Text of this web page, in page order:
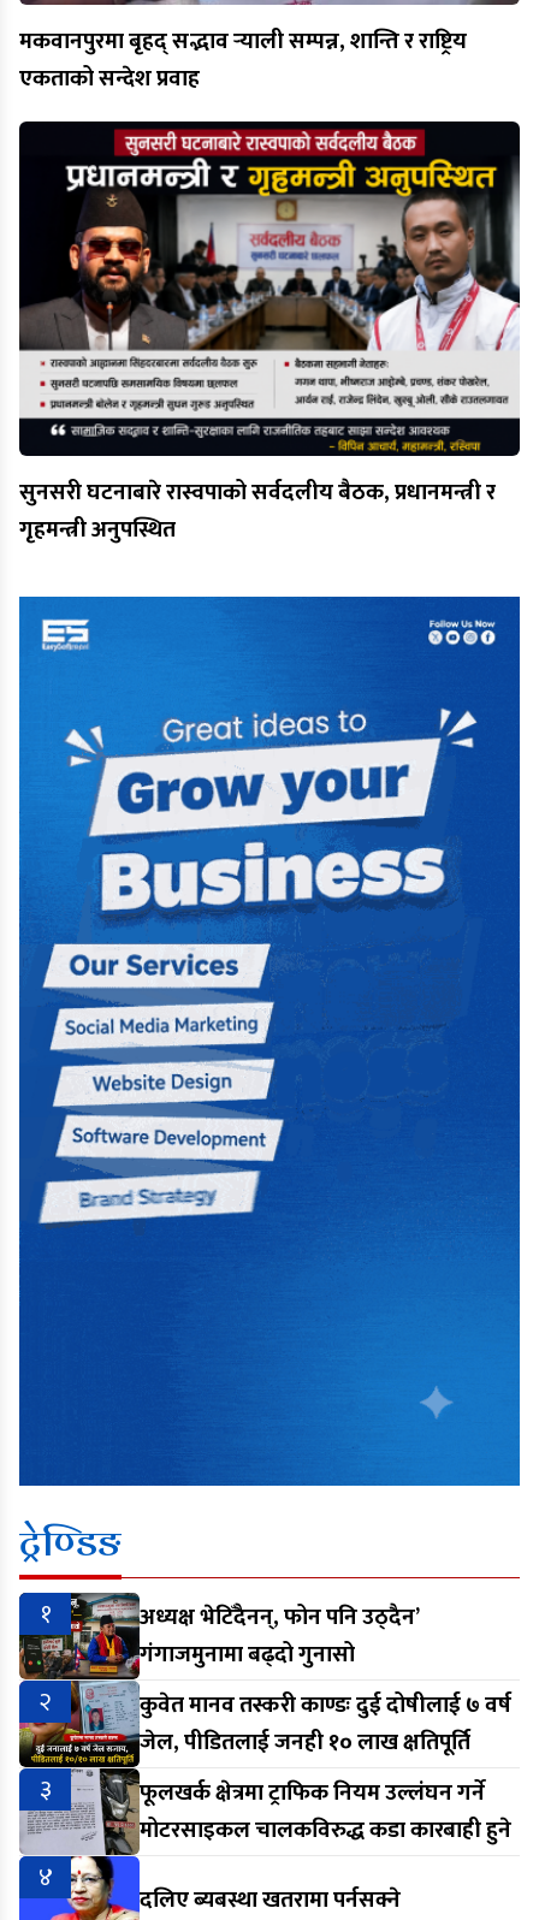
मकवानपुरमा बृहद् सद्भाव र्‍याली सम्पन्न, शान्ति र राष्ट्रिय
एकताको सन्देश प्रवाह
सुनसरी घटनाबारे रास्वपाको सर्वदलीय बैठक, प्रधानमन्त्री र
गृहमन्त्री अनुपस्थित
ट्रेण्डिङ
१
अध्यक्ष भेटिँदैनन्, फोन पनि उठ्दैन’
गंगाजमुनामा बढ्दो गुनासो
२
कुवेत मानव तस्करी काण्डः दुई दोषीलाई ७ वर्ष
जेल, पीडितलाई जनही १० लाख क्षतिपूर्ति
३
फूलखर्क क्षेत्रमा ट्राफिक नियम उल्लंघन गर्ने
मोटरसाइकल चालकविरुद्ध कडा कारबाही हुने
४
दलिए ब्यबस्था खतरामा पर्नसक्ने